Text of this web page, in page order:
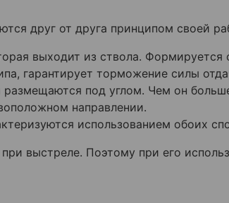
друг от друга принципом своей
выходит из ствола.
гарантирует торможение силы
под углом. Чем он
направлении.
использованием обоих
выстреле. Поэтому при его